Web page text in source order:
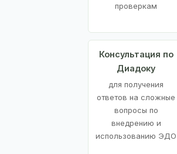
проверкам
Консультация по
Диадоку
для получения
ответов на сложные
вопросы по
внедрению и
использованию ЭДО